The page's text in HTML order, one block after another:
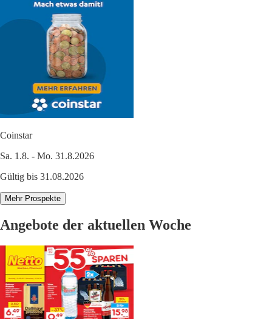
Coinstar
Sa. 1.8. - Mo. 31.8.2026
Gültig bis 31.08.2026
Mehr Prospekte
Angebote der aktuellen Woche